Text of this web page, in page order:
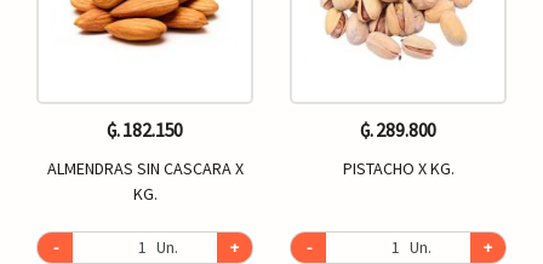
₲. 182.150
ALMENDRAS SIN CASCARA X
KG.
- Un. +
₲. 289.800
PISTACHO X KG.
- Un. +